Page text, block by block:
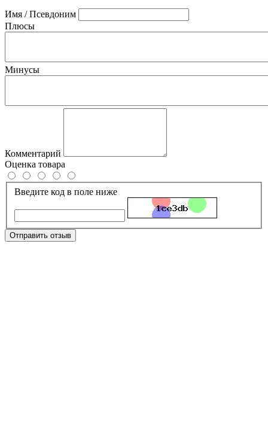
Имя / Псевдоним
Плюсы
Минусы
Комментарий
Оценка товара
Введите код в поле ниже
Отправить отзыв